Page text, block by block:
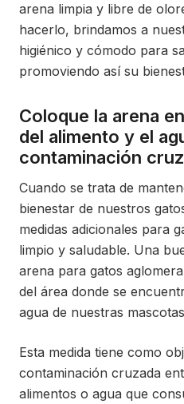
arena limpia y libre de
hacerlo, brindamos a
higiénico y cómodo para
promoviendo así su
Coloque la arena
del alimento y el
contaminación
Cuando se trata de
bienestar de nuestros
medidas adicionales para
limpio y saludable. Una
arena para gatos
del área donde se
agua de nuestras
Esta medida tiene como
contaminación cruzada
alimentos o agua que